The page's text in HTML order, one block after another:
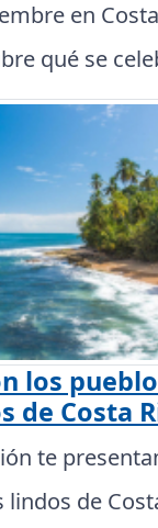
en
qué se
los
de Costa
te
de